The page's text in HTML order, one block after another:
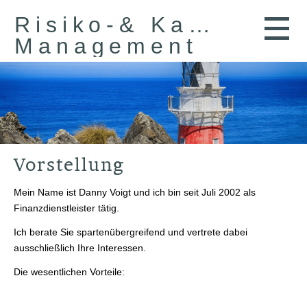
Risiko-& Kapital-
Management
Vorstellung
Mein Name ist Danny Voigt und ich bin seit Juli 2002 als
Finanzdienstleister tätig.
Ich berate Sie spartenübergreifend und vertrete dabei
ausschließlich Ihre Interessen.
Die wesentlichen Vorteile: